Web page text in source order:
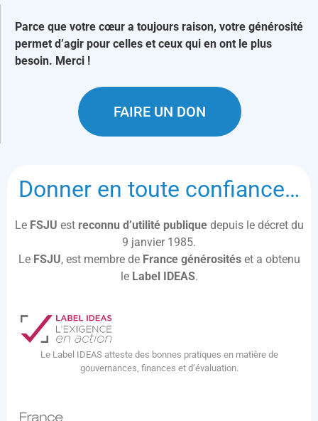
Parce que votre cœur a toujours raison, votre générosité
permet d’agir pour celles et ceux qui en ont le plus
besoin. Merci !
FAIRE UN DON
Donner en toute confiance…
Le FSJU est reconnu d’utilité publique depuis le décret du
9 janvier 1985.
Le FSJU, est membre de France générositéset a obtenu
le Label IDEAS.
Le Label IDEAS atteste des bonnes pratiques en matière de
gouvernances, finances et d’évaluation.